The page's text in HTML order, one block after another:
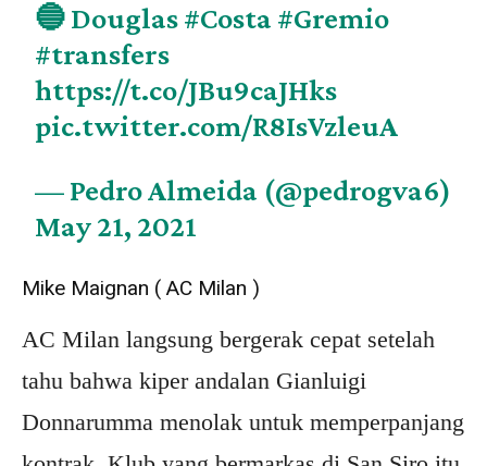
🔵 Douglas#Costa #Gremio
#transfers
https://t.co/JBu9caJHks
pic.twitter.com/R8IsVzleuA
— Pedro Almeida (@pedrogva6)
May 21, 2021
Mike Maignan ( AC Milan )
AC Milan langsung bergerak cepat setelah
tahu bahwa kiper andalan Gianluigi
Donnarumma menolak untuk memperpanjang